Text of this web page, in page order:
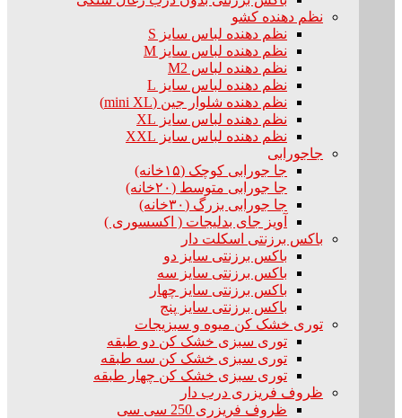
نظم دهنده کشو
نظم دهنده لباس سایز S
نظم دهنده لباس سایز M
نظم دهنده لباس M2
نظم دهنده لباس سایز L
نظم دهنده شلوار جین (mini XL)
نظم دهنده لباس سایز XL
نظم دهنده لباس سایز XXL
جاجورابی
جا جورابی کوچک (۱۵خانه)
جا جورابی متوسط (۲۰خانه)
جا جورابی بزرگ (۳۰خانه)
آویز جای بدلیجات ( اکسسوری )
باکس برزنتی اسکلت دار
باکس برزنتی سایز دو
باکس برزنتی سایز سه
باکس برزنتی سایز چهار
باکس برزنتی سایز پنج
توری خشک کن میوه و سبزیجات
توری سبزی خشک کن دو طبقه
توری سبزی خشک کن سه طبقه
توری سبزی خشک کن چهار طبقه
ظروف فریزری درب دار
ظروف فریزری 250 سی سی